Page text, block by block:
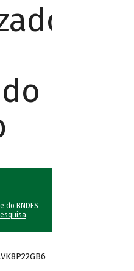
do BNDES
.